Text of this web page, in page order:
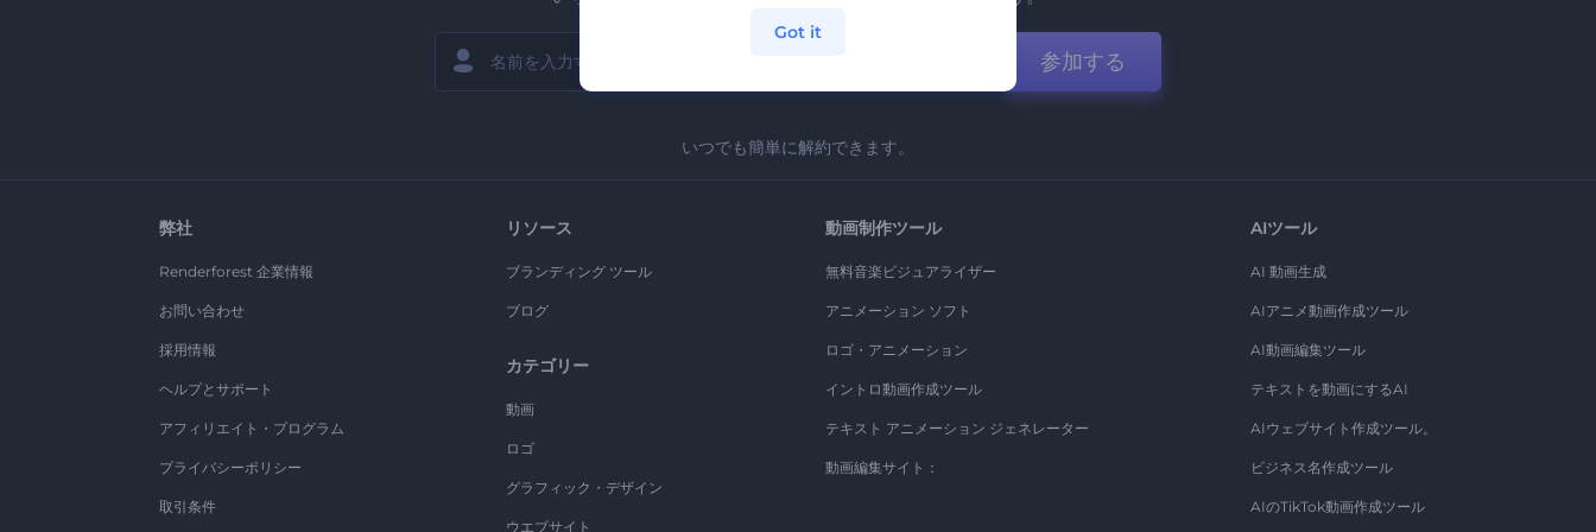
参加する
いつでも簡単に解約できます。
弊社
Renderforest 企業情報
お問い合わせ
採用情報
ヘルプとサポート
アフィリエイト・プログラム
プライバシーポリシー
取引条件
リソース
ブランディング ツール
ブログ
カテゴリー
動画
ロゴ
グラフィック・デザイン
ウエブサイト
動画制作ツール
無料音楽ビジュアライザー
アニメーション ソフト
ロゴ・アニメーション
イントロ動画作成ツール
テキスト アニメーション ジェネレーター
動画編集サイト：
AIツール
AI 動画生成
AIアニメ動画作成ツール
AI動画編集ツール
テキストを動画にするAI
AIウェブサイト作成ツール。
ビジネス名作成ツール
AIのTikTok動画作成ツール
Got it